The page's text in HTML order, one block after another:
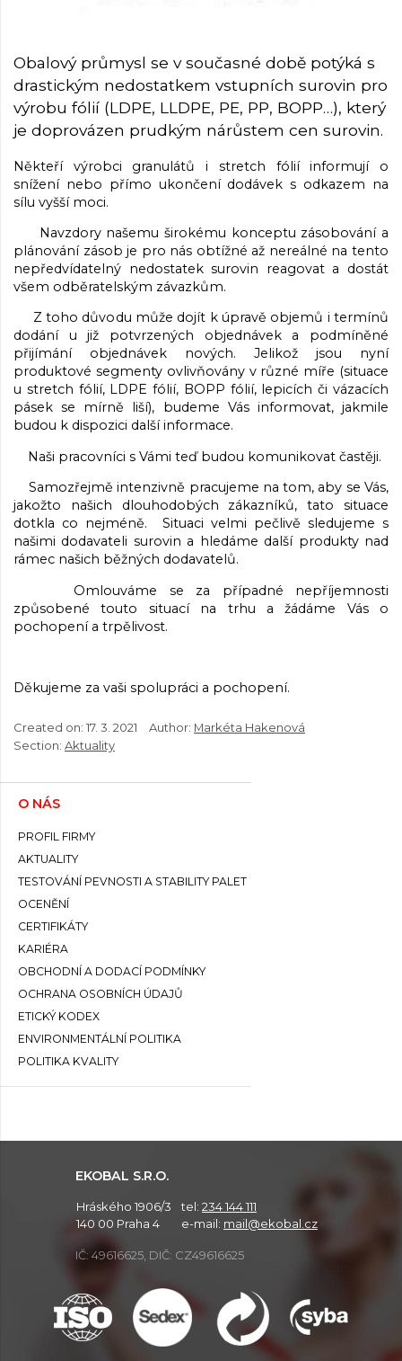
Obalový průmysl se v současné době potýká s
drastickým nedostatkem vstupních surovin pro
výrobu fólií (LDPE, LLDPE, PE, PP, BOPP…), který
je doprovázen prudkým nárůstem cen surovin.
Někteří výrobci granulátů i stretch fólií informují o
snížení nebo přímo ukončení dodávek s odkazem na
sílu vyšší moci.
Navzdory našemu širokému konceptu zásobování a
plánování zásob je pro nás obtížné až nereálné na tento
nepředvídatelný nedostatek surovin reagovat a dostát
všem odběratelským závazkům.
Z toho důvodu může dojít k úpravě objemů i termínů
dodání u již potvrzených objednávek a podmíněné
přijímání objednávek nových. Jelikož jsou nyní
produktové segmenty ovlivňovány v různé míře (situace
u stretch fólií, LDPE fólií, BOPP fólií, lepicích či vázacích
pásek se mírně liší), budeme Vás informovat, jakmile
budou k dispozici další informace.
Naši pracovníci s Vámi teď budou komunikovat častěji.
Samozřejmě intenzivně pracujeme na tom, aby se Vás,
jakožto našich dlouhodobých zákazníků, tato situace
dotkla co nejméně. Situaci velmi pečlivě sledujeme s
našimi dodavateli surovin a hledáme další produkty nad
rámec našich běžných dodavatelů.
Omlouváme se za případné nepříjemnosti
způsobené touto situací na trhu a žádáme Vás o
pochopení a trpělivost.
Děkujeme za vaši spolupráci a pochopení.
Created on: 17. 3. 2021 Author: Markéta Hakenová
Section: Aktuality
O NÁS
PROFIL FIRMY
AKTUALITY
TESTOVÁNÍ PEVNOSTI A STABILITY PALET
OCENĚNÍ
CERTIFIKÁTY
KARIÉRA
OBCHODNÍ A DODACÍ PODMÍNKY
OCHRANA OSOBNÍCH ÚDAJŮ
ETICKÝ KODEX
ENVIRONMENTÁLNÍ POLITIKA
POLITIKA KVALITY
EKOBAL S.R.O.
Hráského 1906/3
140 00 Praha 4
tel: 234 144 111
e-mail: mail@ekobal.cz
IČ: 49616625, DIČ: CZ49616625